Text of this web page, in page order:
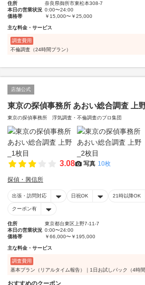
住所
奈良県御所市東松本308-7
本日の営業状況 0:00〜24:00
価格帯
￥15,000〜￥25,000
主な料金・サービス
調査費用
不倫調査（24時間プラン）
店舗公式
東京の探偵事務所 あおい総合調査 上
東京の探偵事務所 浮気調査・不倫調査のプロ集団
3.08 写真 10枚
探偵・興信所
出張・訪問対応 日祝OK 21時以降OK
クーポン有
住所
東京都台東区上野7-11-7
本日の営業状況 0:00〜24:00
価格帯
￥66,000〜￥195,000
主な料金・サービス
調査費用
基本プラン（リアルタイム報告）｜1日お試しパック（4時間
おすすめのクーポン